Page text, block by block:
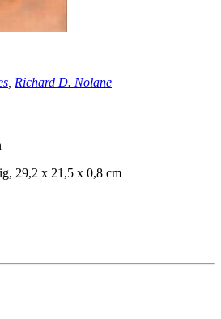
Richard D. Nolane
29,2 x 21,5 x 0,8 cm